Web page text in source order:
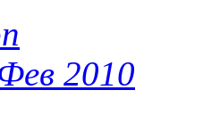
2010